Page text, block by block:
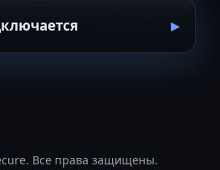
. Все права защищены.